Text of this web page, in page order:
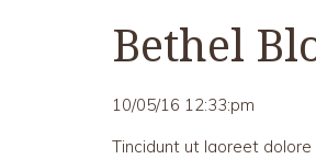
Bethel
10/05/16 12:33:pm
Tincidunt ut laoreet